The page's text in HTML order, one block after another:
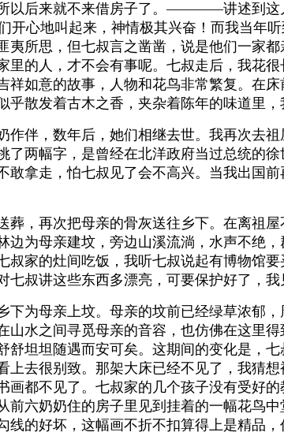
以后来就不来借房子了。————讲述到这
们开心地叫起来，神情极其兴奋！而我当年
夷所思，但七叔言之凿凿，说是他们一家
里的人，才不会有事呢。七叔走后，我花
祥如意的故事，人物和花鸟非常繁复。在
乎散发着古木之香，夹杂着陈年的味道里，
伴，数年后，她们相继去世。我再次去祖
了两幅字，是曾经在北洋政府当过总统的
敢拿走，怕七叔见了会不高兴。当我出国
，再次把母亲的骨灰送往乡下。在离祖屋
边为母亲建坟，旁边山溪流淌，水声不绝
叔家的灶间吃饭，我听七叔说起有博物馆
七叔讲这些东西多漂亮，可要保护好了，
为母亲上坟。母亲的坟前已经绿草浓郁，
山水之间寻觅母亲的音容，也仿佛在这里
舒坦坦随遇而安可矣。这期间的变化是，
上去很别致。那架大床已经不见了，我猜
画都不见了。七叔家的几个孩子没有受好
前六奶奶住的房子里见到挂着的一幅花鸟
线的好坏，这幅画不折不扣算得上是精品